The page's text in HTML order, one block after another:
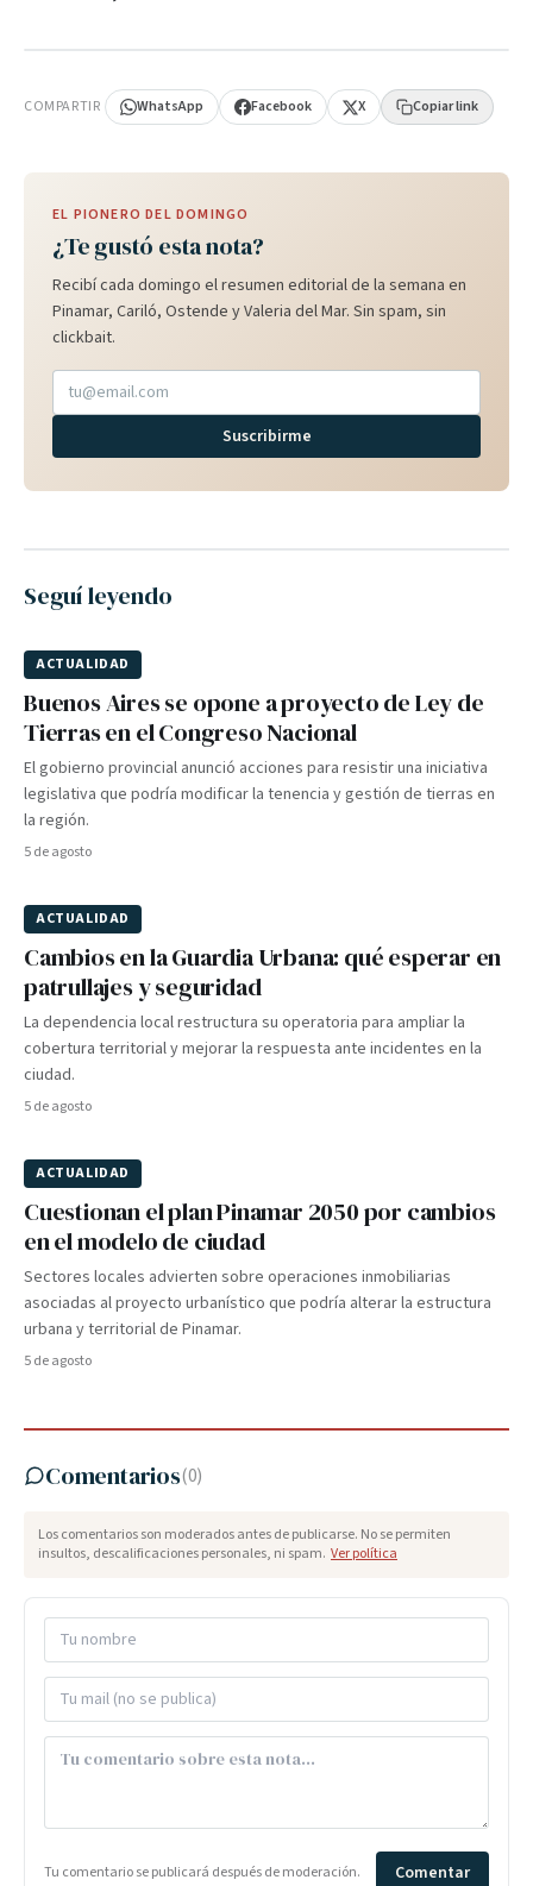
COMPARTIR WhatsApp Facebook X Copiar link
EL PIONERO DEL DOMINGO
¿Te gustó esta nota?
Recibí cada domingo el resumen editorial de la semana en
Pinamar, Cariló, Ostende y Valeria del Mar. Sin spam, sin
clickbait.
Suscribirme
Seguí leyendo
ACTUALIDAD
Buenos Aires se opone a proyecto de Ley de
Tierras en el Congreso Nacional
El gobierno provincial anunció acciones para resistir una iniciativa
legislativa que podría modificar la tenencia y gestión de tierras en
la región.
5 de agosto
ACTUALIDAD
Cambios en la Guardia Urbana: qué esperar en
patrullajes y seguridad
La dependencia local restructura su operatoria para ampliar la
cobertura territorial y mejorar la respuesta ante incidentes en la
ciudad.
5 de agosto
ACTUALIDAD
Cuestionan el plan Pinamar 2050 por cambios
en el modelo de ciudad
Sectores locales advierten sobre operaciones inmobiliarias
asociadas al proyecto urbanístico que podría alterar la estructura
urbana y territorial de Pinamar.
5 de agosto
Comentarios(0)
Los comentarios son moderados antes de publicarse. No se permiten
insultos, descalificaciones personales, ni spam. Ver política
Tu comentario se publicará después de moderación. Comentar